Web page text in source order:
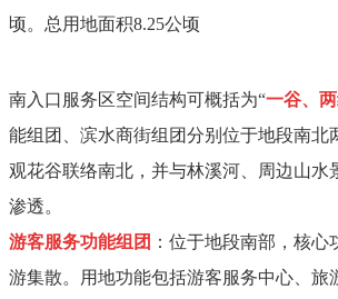
顷。总用地面积8.25公顷
南入口服务区空间结构可概括为“一谷、
能组团、滨水商街组团分别位于地段南北
观花谷联络南北，并与林溪河、周边山水
渗透。
游客服务功能组团 ：位于地段南部，核
游集散。用地功能包括游客服务中心、旅